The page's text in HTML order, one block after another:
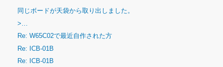
同じボードが天袋から取り出しました。
>…
Re: W65C02で最近自作された方
Re: ICB-01B
Re: ICB-01B